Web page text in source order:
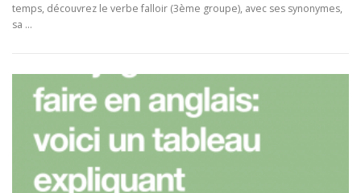
temps, découvrez le verbe falloir (3ème groupe), avec ses synonymes,
sa …